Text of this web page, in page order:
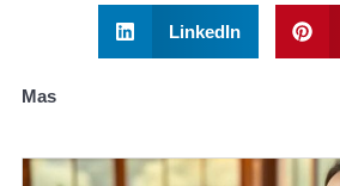
LinkedIn
Mas